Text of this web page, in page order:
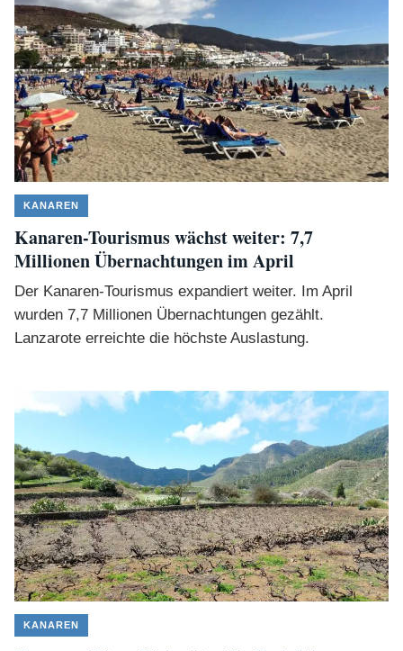
KANAREN
Kanaren-Tourismus wächst weiter: 7,7
Millionen Übernachtungen im April
Der Kanaren-Tourismus expandiert weiter. Im April
wurden 7,7 Millionen Übernachtungen gezählt.
Lanzarote erreichte die höchste Auslastung.
KANAREN